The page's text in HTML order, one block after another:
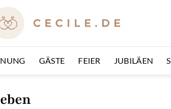
GÄSTE FEIER JUBILÄEN